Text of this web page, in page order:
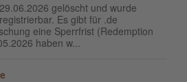
gelöscht und wurde
Es gibt für .de
eine Sperrfrist (Redemption
haben w...